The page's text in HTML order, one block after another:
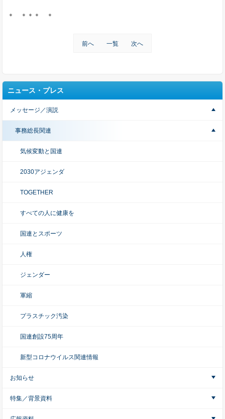
＊ ＊＊＊ ＊
前へ 一覧 次へ
ニュース・プレス
メッセージ／演説
事務総長関連
気候変動と国連
2030アジェンダ
TOGETHER
すべての人に健康を
国連とスポーツ
人権
ジェンダー
軍縮
プラスチック汚染
国連創設75周年
新型コロナウイルス関連情報
お知らせ
特集／背景資料